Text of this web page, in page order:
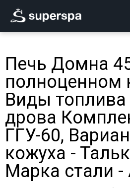
Печь Домна
полноценном
Виды топлива
дрова
ГГУ-60,
кожуха -
Марка стали -